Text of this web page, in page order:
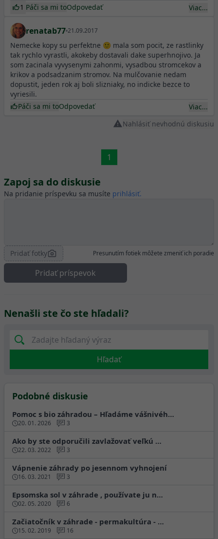
1 Páči sa mi toOdpovedať Viac...
renatab77 21.09.2017
Nemecke kopy su perfektne 🙂 mala som pocit, ze rastlinky
tak rychlo vyrastli, akokeby dostavali dake superhnojivo. Ja
som zacinala vyvysenymi zahonmi, vysadbou stromcekov a
krikov a podsadzanim stromov. Na mulčovanie nedam
dopustit, jeden rok aj boli slizniaky, no indicke bezce to
vyriesili.
Páči sa mi toOdpovedať
Viac...
Nahlásiť nevhodnú diskusiu
1
Zapoj sa do diskusie
Na pridanie príspevku sa musíte prihlásiť.
Pridať fotky Presunutím fotiek môžete zmeniť ich poradie
Pridať príspevok
Nenašli ste čo ste hľadali?
Hľadať
Podobné diskusie
Pomoc s bio záhradou – Hľadáme vášnivéh…
20. 01. 2026 3
Ako by ste odporučili zavlažovať veľkú …
22. 03. 2022 3
Vápnenie záhrady po jesennom vyhnojení
16. 03. 2021 3
Epsomska sol v záhrade , používate ju n…
02. 05. 2020 6
Začiatočník v záhrade - permakultúra - …
15. 02. 2019 16